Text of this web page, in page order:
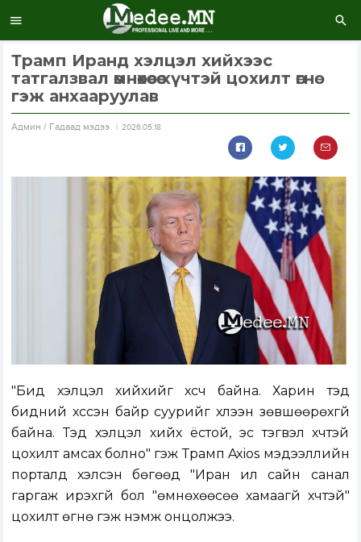
Трамп Иранд хэлцэл хийхээс
татгалзвал өмнөхөөсөө хүчтэй цохилт өгнө
гэж анхааруулав
Aдмин / Гадаад мэдээ 2026.05.18
"Бид хэлцэл хийхийг хүсч байна. Харин тэд
бидний хүссэн байр суурийг хүлээн зөвшөөрөхгүй
байна. Тэд хэлцэл хийх ёстой, эс тэгвэл хүчтэй
цохилт амсах болно" гэж Трамп Axios мэдээллийн
порталд хэлсэн бөгөөд "Иран илүү сайн санал
гаргаж ирэхгүй бол "өмнөхөөсөө хамаагүй хүчтэй"
цохилт өгнө гэж нэмж онцолжээ.